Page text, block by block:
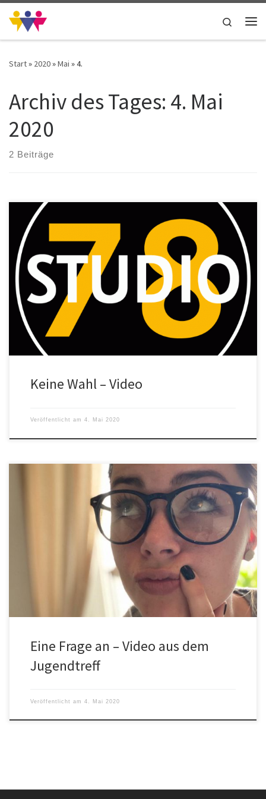
Zum Inhalt springen
Search
Start» 2020»Mai »4.
Archiv des Tages: 4. Mai
2020
2 Beiträge
Das zweite Musikvideo aus dem Studio 78 ist erschienen
#bleibindoor
Keine Wahl – Video
Veröffentlicht am 4. Mai 2020
Trotz der aktuellen Situation bleiben wir aus dem Jugendtreff
Eine Frage an – Video aus dem
Jugendtreff
Veröffentlicht am 4. Mai 2020